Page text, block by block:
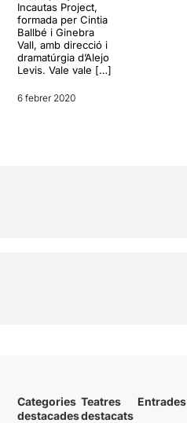
Incautas Project,
formada per Cintia
Ballbé i Ginebra
Vall, amb direcció i
dramatúrgia d’Alejo
Levis. Vale vale […]
6 febrer 2020
Categories
destacades
Teatres
destacats
Entrades